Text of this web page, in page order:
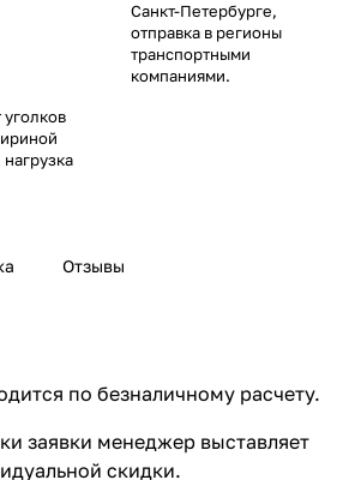
Санкт-Петербурге,
отправка в регионы
транспортными
компаниями.
Отзывы
по безналичному расчету.
заявки менеджер выставляет
скидки.